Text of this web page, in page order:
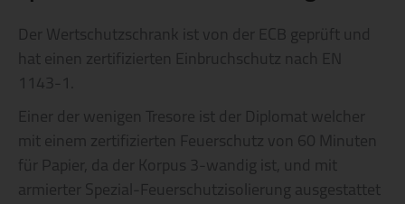
Der Wertschutzschrank ist von der ECB geprüft und
hat einen zertifizierten Einbruchschutz nach EN
1143-1.
Einer der wenigen Tresore ist der Diplomat welcher
mit einem zertifizierten Feuerschutz von 60 Minuten
für Papier, da der Korpus 3-wandig ist, und mit
armierter Spezial-Feuerschutzisolierung ausgestattet